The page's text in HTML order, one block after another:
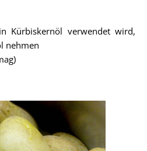
Kürbiskernöl verwendet wird,
nehmen